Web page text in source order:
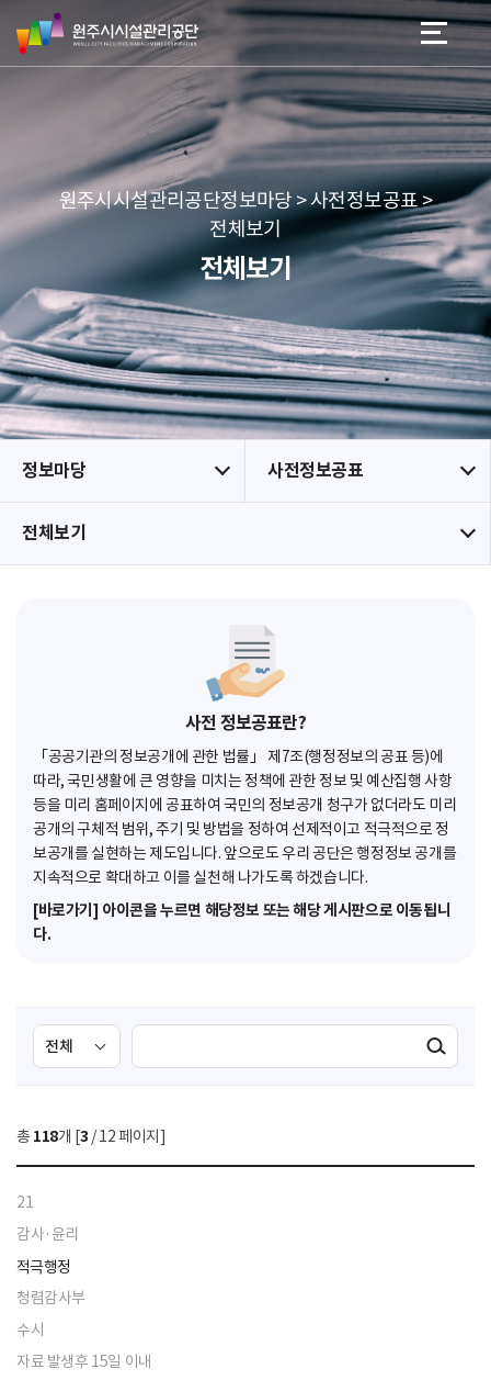
네
본문 바로가기
메뉴 바로가기
원
주
시
리
공
단
원주시시설관리공단정보마당 > 사전정보공표 >
전체보기
전체보기
정보마당 사전정보공표
전체보기
사전 정보공표란?
「공공기관의 정보공개에 관한 법률」 제7조(행정정보의 공표 등)에
따라, 국민생활에 큰 영향을 미치는 정책에 관한 정보 및 예산집행 사항
등을 미리 홈페이지에 공표하여 국민의 정보공개 청구가 없더라도 미리
공개의 구체적 범위, 주기 및 방법을 정하여 선제적이고 적극적으로 정
보공개를 실현하는 제도입니다. 앞으로도 우리 공단은 행정정보 공개를
지속적으로 확대하고 이를 실천해 나가도록 하겠습니다.
[바로가기] 아이콘을 누르면 해당정보 또는 해당 게시판으로 이동됩니
다.
검
색
선
택
색
검색실행
총 118개 [3 / 12 페이지]
21
감사·윤리
적극행정
청렴감사부
수시
자료 발생후 15일 이내